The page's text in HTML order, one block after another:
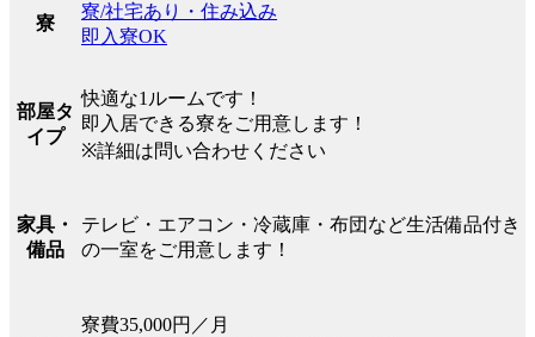
寮
寮/社宅あり・住み込み
即入寮OK
部屋タ
イプ
快適な1ルームです！
即入居できる寮をご用意します！
※詳細は問い合わせください
家具・
備品
テレビ・エアコン・冷蔵庫・布団など生活備品付き
の一室をご用意します！
寮費35,000円／月